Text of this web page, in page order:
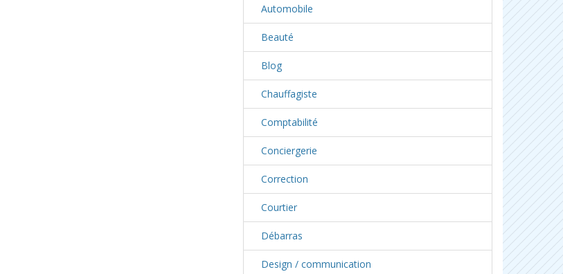
Automobile
Beauté
Blog
Chauffagiste
Comptabilité
Conciergerie
Correction
Courtier
Débarras
Design / communication